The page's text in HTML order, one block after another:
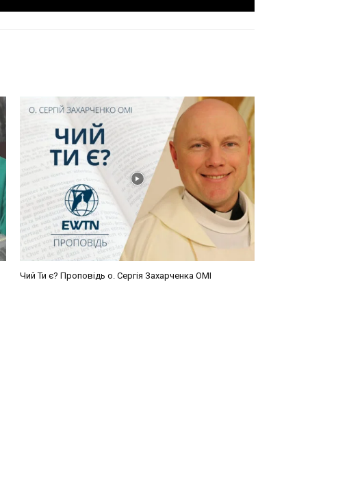
Чий Ти є? Проповідь о. Сергія Захарченка ОМІ